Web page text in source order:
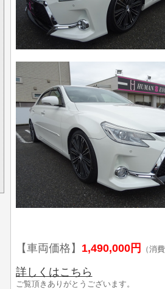
【車両価格】 1,490,000円 （消
詳しくはこちら
ご覧頂きありがとうございます。